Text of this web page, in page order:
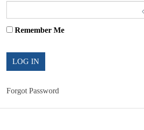
Remember Me
Forgot Password